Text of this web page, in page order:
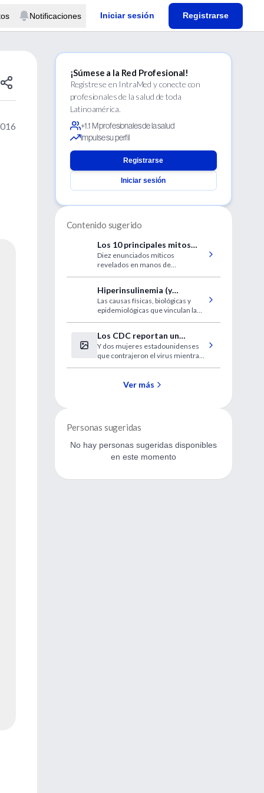
Notificaciones Iniciar sesión Registrarse
¡Súmese a la Red Profesional!
Regístrese en IntraMed y conecte con
profesionales de la salud de toda
Latinoamérica.
+1.1 M profesionales de la salud
Impulse su perfil
Registrarse
Iniciar sesión
Contenido sugerido
Los 10 principales mitos
sobre la alergia alimentaria
Diez enunciados míticos
revelados en manos de
Hiperinsulinemia (y
resistencia a la insulina)
Las causas físicas, biológicas y
epidemiológicas que vinculan la
vascular. Fisiopatología y
diagnóstico de la hiperinsulinemia.
Los CDC reportan un
vínculo entre el virus del
Zika y la microcefalia en
Brasil
Y dos mujeres estadounidenses
que contrajeron el virus mientras
Ver más
Personas sugeridas
No hay personas sugeridas disponibles
en este momento